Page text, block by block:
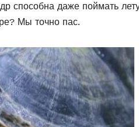
способна даже поймать
Мы точно пас.